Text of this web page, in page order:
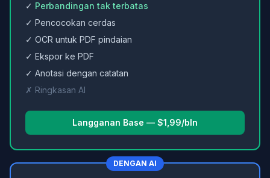
✓ Perbandingan tak terbatas
✓ Pencocokan cerdas
✓ OCR untuk PDF pindaian
✓ Ekspor ke PDF
✓ Anotasi dengan catatan
✗ Ringkasan AI
Langganan Base — $1,99/bln
DENGAN AI